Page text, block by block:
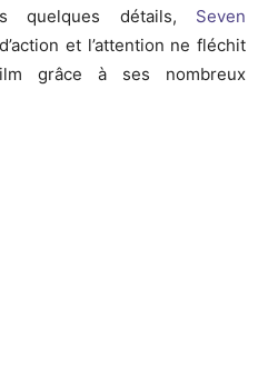
quelques détails, Seven
et l’attention ne fléchit
grâce à ses nombreux